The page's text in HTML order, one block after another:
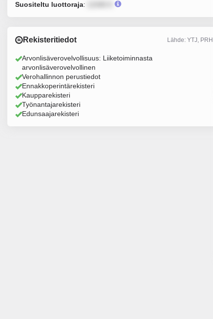
Suositeltu luottoraja:
Rekisteritiedot Lähde: YTJ, PRH
Arvonlisäverovelvollisuus: Liiketoiminnasta
arvonlisäverovelvollinen
Verohallinnon perustiedot
Ennakkoperintärekisteri
Kaupparekisteri
Työnantajarekisteri
Edunsaajarekisteri